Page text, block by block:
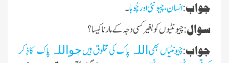
جواب:انسان، چیونٹی اور چُوہا۔
سوال:چیونٹیوں کوبغیر کسی وجہ کےمارنا کیسا ؟
جواب:چیونٹیاں بھی اللہ پاک کی مخلوق ہیںجواللہ پاک کا ذِکر